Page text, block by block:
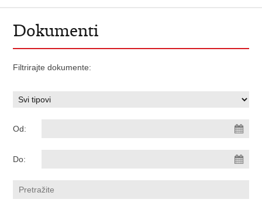
Dokumenti
Filtrirajte dokumente:
Od:
Do: